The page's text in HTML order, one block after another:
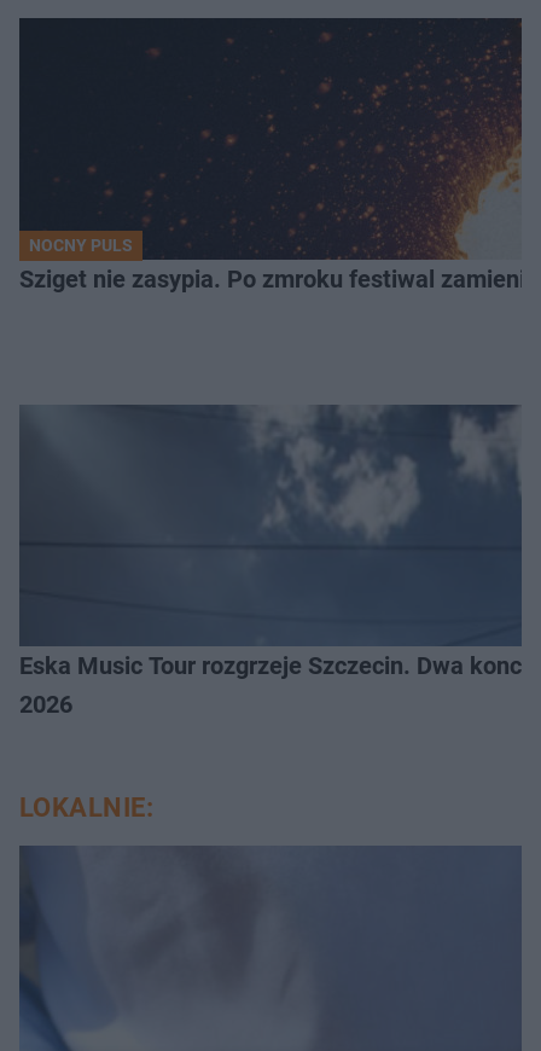
NOCNY PULS
Sziget nie zasypia. Po zmroku festiwal
Eska Music Tour rozgrzeje Szczecin. Dwa
2026
LOKALNIE: